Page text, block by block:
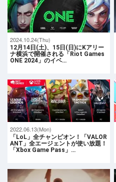
2024.10.24(Thu)
12月14日(土)、15日(日)にKアリー
ナ横浜で開催される「Riot Games
ONE 2024」のイベ…
2022.06.13(Mon)
「LoL」全チャンピオン！「VALOR
ANT」全エージェントが使い放題！
「Xbox Game Pass」…